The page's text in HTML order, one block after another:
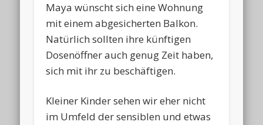
Maya wünscht sich eine Wohnung
mit einem abgesicherten Balkon.
Natürlich sollten ihre künftigen
Dosenöffner auch genug Zeit haben,
sich mit ihr zu beschäftigen.
Kleiner Kinder sehen wir eher nicht
im Umfeld der sensiblen und etwas